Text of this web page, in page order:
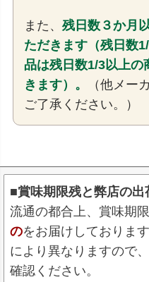
また、 残日数３か月
ただきます（残日数
品は残日数1/3以上の
きます）。
（他メー
ご了承ください。）
■賞味期限残と弊店の出
流通の都合上、賞味期
のをお届けしておりま
により異なりますので
確認ください。